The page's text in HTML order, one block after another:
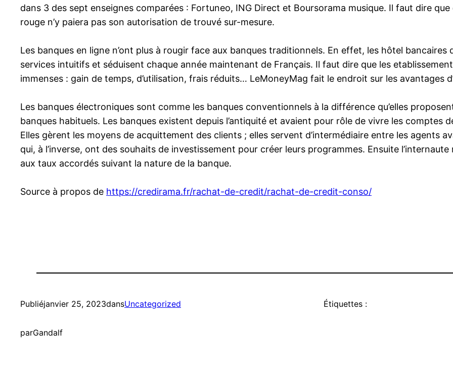
dans 3 des sept enseignes comparées : Fortuneo, ING Direct et Boursorama musique. Il faut dire que
rouge n’y paiera pas son autorisation de trouvé sur-mesure.
Les banques en ligne n’ont plus à rougir face aux banques traditionnels. En effet, les hôtel bancaires
services intuitifs et séduisent chaque année maintenant de Français. Il faut dire que les
immenses : gain de temps, d’utilisation, frais réduits… LeMoneyMag fait le endroit sur les avantages
Les banques électroniques sont comme les banques conventionnels à la différence qu’elles
banques habituels. Les banques existent depuis l’antiquité et avaient pour rôle de vivre les comptes
Elles gèrent les moyens de acquittement des clients ; elles servent d’intermédiaire entre les agents
qui, à l’inverse, ont des souhaits de investissement pour créer leurs programmes. Ensuite
aux taux accordés suivant la nature de la banque.
Source à propos de https://credirama.fr/rachat-de-credit/rachat-de-credit-conso/
Publiéjanvier 25, 2023dansUncategorized
parGandalf
Étiquettes :